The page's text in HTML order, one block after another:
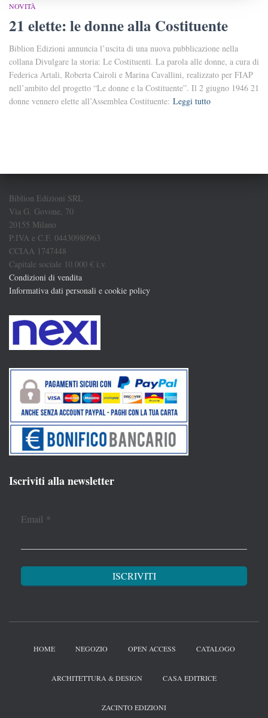
NOVITÀ
21 elette: le donne alla Costituente
Biblion Edizioni annuncia l’uscita di una nuova pubblicazione nella
collana Divulgare la storia: Le Costituenti. La parola alle donne, a cura di
Federica Artali, Roberta Cairoli e Marina Cavallini, realizzato per FIAP
nell’ambito del progetto “Le donne e la Costituente”. Il 2 giugno 1946 21
donne vennero elette all’Assemblea Costituente: Leggi tutto
Biblion Edizioni SRL
Via G. Govone, 70
20155 Milano
P.IVA e C.F. 04430980963
CCIAA 1747448
Capitale sociale 10.000 € i.v.
Condizioni di vendita
Informativa dati personali e cookie policy
Iscriviti alla newsletter
Email *
HOME NEGOZIO OPEN ACCESS CATALOGO
ARCHITETTURA & DESIGN CASA EDITRICE
ZACINTO EDIZIONI